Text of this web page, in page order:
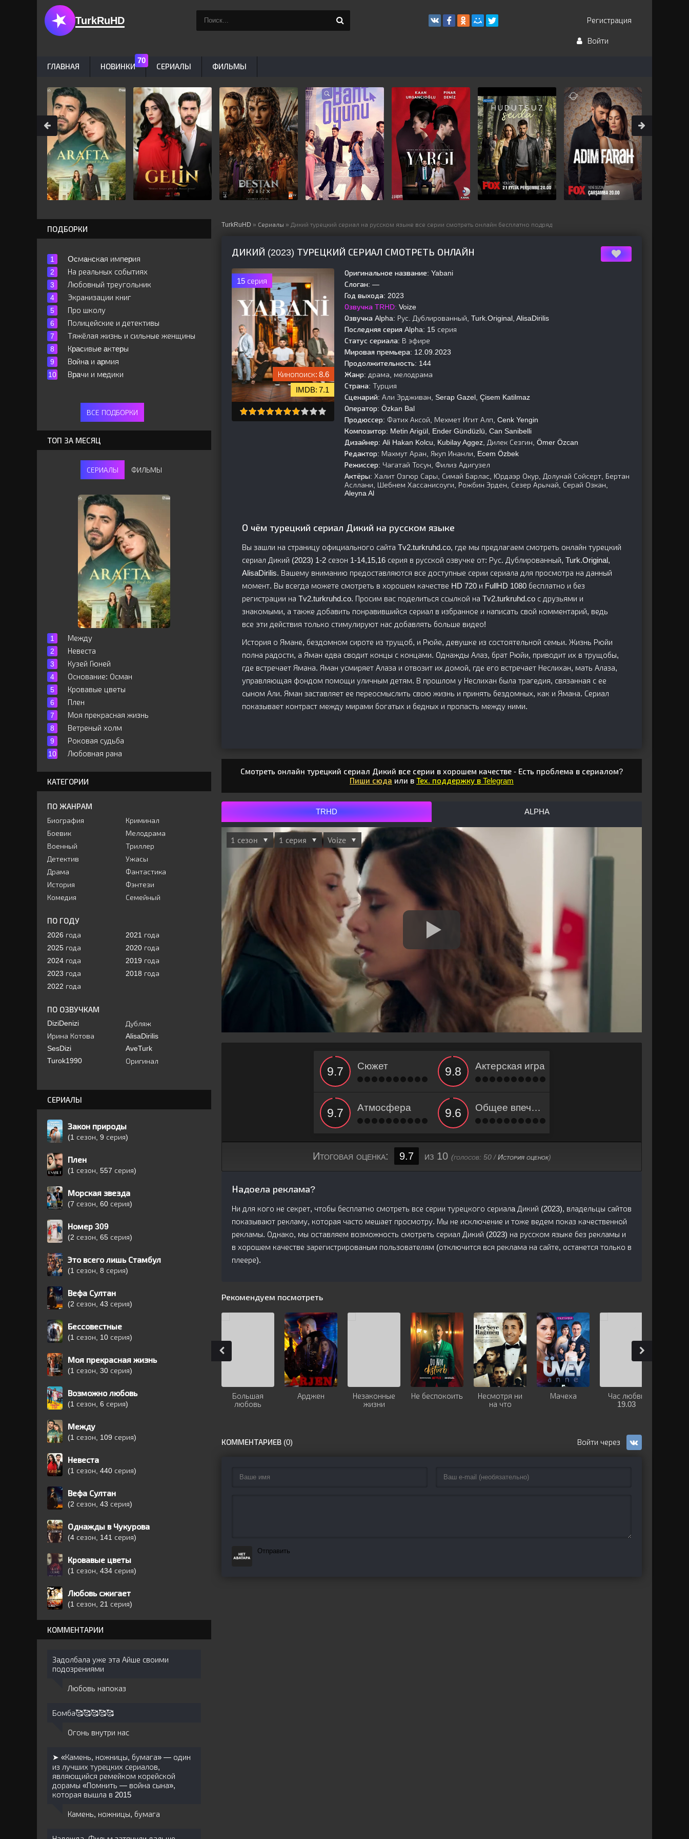
TurkRuHD » Сериалы » Дикий турецкий сериал на русском языке все серии смотреть онлайн бесплатно подряд
ДИКИЙ (2023) ТУРЕЦКИЙ СЕРИАЛ СМОТРЕТЬ ОНЛАЙН
15 серия
8.6
7.1
Оригинальное название: Yabani
Слоган: —
Год выхода: 2023
Озвучка TRHD: Voize
Озвучка Alpha: Рус. Дублированный, Turk.Original, AlisaDirilis
Последняя серия Alpha: 15 серия
Статус сериала: В эфире
Мировая премьера: 12.09.2023
Продолжительность: 144
Жанр: драма, мелодрама
Страна: Турция
Сценарий: Али Эрдживан, Serap Gazel, Çisem Katilmaz
Оператор: Özkan Bal
Продюссер: Фатих Аксой, Мехмет Игит Алп, Cenk Yengin
Композитор: Metin Arigül, Ender Gündüzlü, Can Sanibelli
Дизайнер: Ali Hakan Kolcu, Kubilay Aggez, Дилек Сезгин, Ömer Özcan
Редактор: Махмут Аран, Якуп Инанли, Ecem Özbek
Режиссер: Чагатай Тосун, Филиз Адигузел
Актёры: Халит Озгюр Сары, Симай Барлас, Юрдаэр Окур, Долунай Сойсерт, Бертан
Асллани, Шебнем Хассанисоуги, Рожбин Эрден, Сезер Арычай, Серай Озкан,
Aleyna Al
О чём турецкий сериал Дикий на русском языке
Вы зашли на страницу официального сайта Tv2.turkruhd.co, где мы предлагаем смотреть онлайн турецкий
сериал Дикий (2023) 1-2 сезон 1-14,15,16 серия в русской озвучке от: Рус. Дублированный, Turk.Original,
AlisaDirilis. Вашему вниманию предоставляются все доступные серии сериала для просмотра на данный
момент. Вы всегда можете смотреть в хорошем качестве HD 720 и FullHD 1080 бесплатно и без
регистрации на Tv2.turkruhd.co. Просим вас поделиться ссылкой на Tv2.turkruhd.co с друзьями и
знакомыми, а также добавить понравившийся сериал в избранное и написать свой комментарий, ведь
все эти действия только стимулируют нас добавлять больше видео!
История о Ямане, бездомном сироте из трущоб, и Рюйе, девушке из состоятельной семьи. Жизнь Рюйи
полна радости, а Яман едва сводит концы с концами. Однажды Алаз, брат Рюйи, приводит их в трущобы,
где встречает Ямана. Яман усмиряет Алаза и отвозит их домой, где его встречает Неслихан, мать Алаза,
управляющая фондом помощи уличным детям. В прошлом у Неслихан была трагедия, связанная с ее
сыном Али. Яман заставляет ее переосмыслить свою жизнь и принять бездомных, как и Ямана. Сериал
показывает контраст между мирами богатых и бедных и пропасть между ними.
Смотреть онлайн турецкий сериал Дикий все серии в хорошем качестве - Есть проблема в сериалом?
Пиши сюда или в Тех. поддержку в Telegram
TRHD ALPHA
Сюжет Актерская игра
Атмосфера Общее впечатление
Итоговая оценка: 9.7 из 10 (голосов: 50/История оценок)
Надоела реклама?
Ни для кого не секрет, чтобы бесплатно смотреть все серии турецкого сериалa Дикий (2023), владельцы сайтов
показывают рекламу, которая часто мешает просмотру. Мы не исключение и тоже ведем показ качественной
рекламы. Однако, мы оставляем возможность смотреть сериал Дикий (2023) на русском языке без рекламы и
в хорошем качестве зарегистрированым пользователям (отключится вся реклама на сайте, останется только в
плеере).
Рекомендуем посмотреть
Большая
любовь
Арджен
Незаконные
жизни
Не беспокоить
Несмотря ни
на что
Мачеха
Час любви
19.03
КОММЕНТАРИЕВ (0)
Отправить
ПОДБОРКИ
Ocмaнcкaя импepия
На реальных событиях
Любовный треугольник
Экранизации книг
Про школу
Полицейские и детективы
Тяжёлая жизнь и сильные женщины
Кpacивыe aктepы
Вoйнa и apмия
Вpaчи и мeдики
ВСЕ ПОДБОРКИ
ТОП ЗА МЕСЯЦ
СЕРИАЛЫ ФИЛЬМЫ
Между
Невеста
Кузей Гюней
Основание: Осман
Кровавые цветы
Плен
Моя прекрасная жизнь
Ветреный холм
Роковая судьба
Любовная рана
КАТЕГОРИИ
ПО ЖАНРАМ
Биография
Боевик
Военный
Детектив
Драма
История
Комедия
Криминал
Мелодрама
Триллер
Ужасы
Фантастика
Фэнтези
Семейный
ПО ГОДУ
2026 года
2025 года
2024 года
2023 года
2022 года
2021 года
2020 года
2019 года
2018 года
ПО ОЗВУЧКАМ
DiziDenizi
Ирина Котова
SesDizi
Turok1990
Дубляж
AlisaDirilis
AveTurk
Оригинал
СЕРИАЛЫ
Закон природы
(1 сезон, 9 серия)
Плен
(1 сезон, 557 серия)
Морская звезда
(7 сезон, 60 серия)
Номер 309
(2 сезон, 65 серия)
Это всего лишь Стамбул
(1 сезон, 8 серия)
Вефа Султан
(2 сезон, 43 серия)
Бессовестные
(1 сезон, 10 серия)
Моя прекрасная жизнь
(1 сезон, 30 серия)
Возможно любовь
(1 сезон, 6 серия)
Между
(1 сезон, 109 серия)
Невеста
(1 сезон, 440 серия)
Вефа Султан
(2 сезон, 43 серия)
Однажды в Чукурова
(4 сезон, 141 серия)
Кровавые цветы
(1 сезон, 434 серия)
Любовь сжигает
(1 сезон, 21 серия)
КОММЕНТАРИИ
Задолбала уже эта Айше своими
подозрениями
Любовь напоказ
Бомба🥰🥰🥰🥰🥰
Огонь внутри нас
➤ «Камень, ножницы, бумага» — один
из лучших турецких сериалов,
являющийся ремейком корейской
дорамы «Помнить — война сына»,
которая вышла в 2015
Камень, ножницы, бумага
TurkRuHD Регистрация
Войти
ГЛАВНАЯ НОВИНКИ СЕРИАЛЫ ФИЛЬМЫ